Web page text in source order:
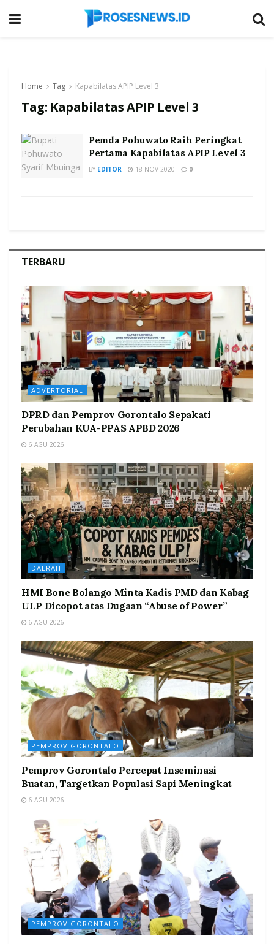
Home Tag Kapabilatas APIP Level 3
Tag: Kapabilatas APIP Level 3
Pemda Pohuwato Raih Peringkat
Pertama Kapabilatas APIP Level 3
BY EDITOR 18 NOV 2020 0
TERBARU
ADVERTORIAL
DPRD dan Pemprov Gorontalo Sepakati
Perubahan KUA-PPAS APBD 2026
6 AGU 2026
DAERAH
HMI Bone Bolango Minta Kadis PMD dan Kabag
ULP Dicopot atas Dugaan “Abuse of Power”
6 AGU 2026
PEMPROV GORONTALO
Pemprov Gorontalo Percepat Inseminasi
Buatan, Targetkan Populasi Sapi Meningkat
6 AGU 2026
PEMPROV GORONTALO